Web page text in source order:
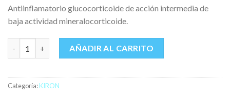
Antiinflamatorio glucocorticoide de acción intermedia de
baja actividad mineralocorticoide.
KiroPred 5 cantidadAÑADIR AL CARRITO
Categoría:KIRON